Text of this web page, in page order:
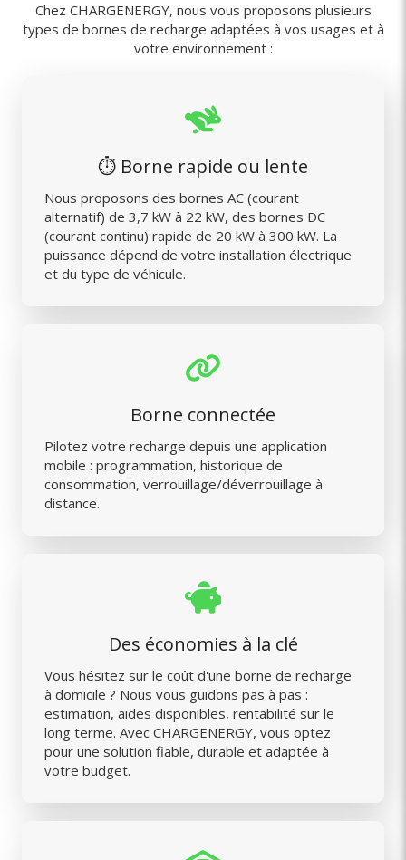
Chez CHARGENERGY, nous vous proposons plusieurs
types de bornes de recharge adaptées à vos usages et à
votre environnement :
⏱️ Borne rapide ou lente
Nous proposons des bornes AC (courant
alternatif) de 3,7 kW à 22 kW, des bornes DC
(courant continu) rapide de 20 kW à 300 kW. La
puissance dépend de votre installation électrique
et du type de véhicule.
Borne connectée
Pilotez votre recharge depuis une application
mobile : programmation, historique de
consommation, verrouillage/déverrouillage à
distance.
Des économies à la clé
Vous hésitez sur le coût d'une borne de recharge
à domicile ? Nous vous guidons pas à pas :
estimation, aides disponibles, rentabilité sur le
long terme. Avec CHARGENERGY, vous optez
pour une solution fiable, durable et adaptée à
votre budget.